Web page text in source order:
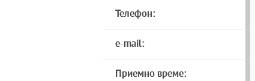
Телефон:
e-mail:
Приемно време: